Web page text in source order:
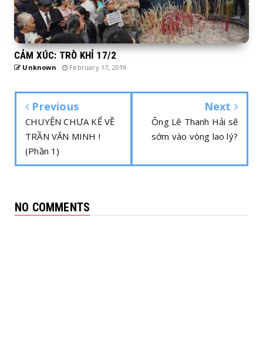
CẢM XÚC: TRÒ KHỈ 17/2
Unknown February 17, 2019
Previous
CHUYỆN CHƯA KỂ VỀ
TRẦN VĂN MINH !
(Phần 1)
Next
Ông Lê Thanh Hải sẽ
sớm vào vòng lao lý?
NO COMMENTS